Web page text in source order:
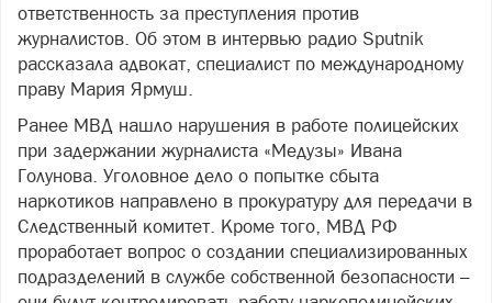
ответственность за преступления против
журналистов. Об этом в интервью радио Sputnik
рассказала адвокат, специалист по международному
праву Мария Ярмуш.
Ранее МВД нашло нарушения в работе полицейских
при задержании журналиста «Медузы» Ивана
Голунова. Уголовное дело о попытке сбыта
наркотиков направлено в прокуратуру для передачи в
Следственный комитет. Кроме того, МВД РФ
проработает вопрос о создании специализированных
подразделений в службе собственной безопасности –